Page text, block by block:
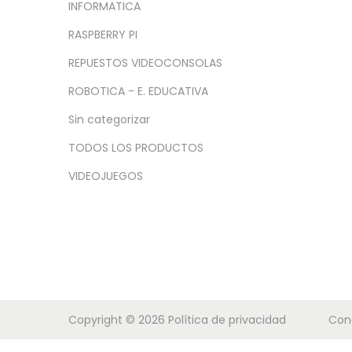
ó
n
INFORMATICA
RASPBERRY PI
REPUESTOS VIDEOCONSOLAS
ROBOTICA - E. EDUCATIVA
Sin categorizar
TODOS LOS PRODUCTOS
VIDEOJUEGOS
Copyright © 2026 Política de privacidad